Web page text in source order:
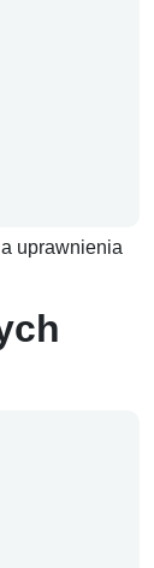
uprawnienia